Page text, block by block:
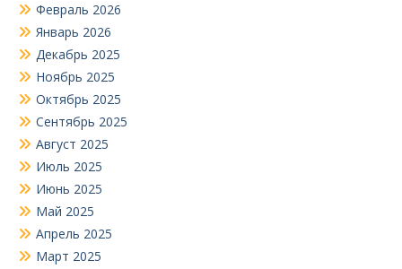
Февраль 2026
Январь 2026
Декабрь 2025
Ноябрь 2025
Октябрь 2025
Сентябрь 2025
Август 2025
Июль 2025
Июнь 2025
Май 2025
Апрель 2025
Март 2025